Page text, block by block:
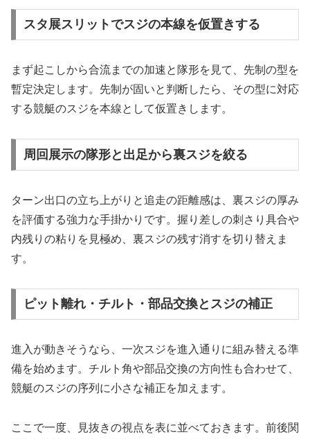
スタ展スリットでスジの本線を仮置きする
まず起こしから合流までの加速と隊形を見て、先制の型を
暫定決定します。先制が固いと判断したら、その型に対応
する競艇のスジを本線として仮置きします。
周回展示の隊形と出足から裏スジを絞る
ターン出口の立ち上がりと追走の距離感は、裏スジの厚み
を評価する強力な手掛かりです。握り差しの刺さり具合や
内残りの粘りを見極め、裏スジの残す消すを切り替えま
す。
ピット離れ・チルト・部品交換とスジの補正
進入が動きそうなら、一次スジを進入通りに組み替える準
備を始めます。チルト角や部品交換の方向性も合わせて、
競艇のスジの序列に小さな補正を加えます。
ここで一度、見抜きの視点を表に並べておきます。前後関